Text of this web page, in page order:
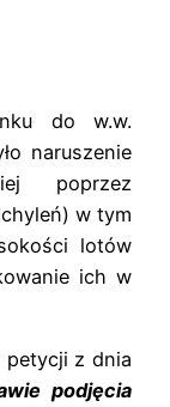
do w.w.
naruszenie
poprzez
w tym
lotów
ich w
petycji z dnia
podjęcia